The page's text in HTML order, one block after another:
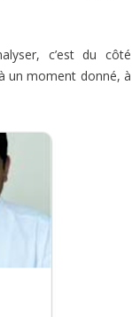
c’est du côté
un moment donné, à